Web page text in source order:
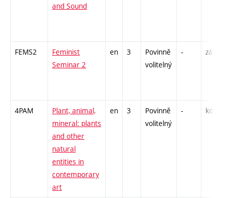
and Sound
FEMS2
Feminist
Seminar 2
en 3
Povinně
volitelný
- zá
4PAM
Plant, animal,
mineral: plants
and other
natural
entities in
contemporary
art
en 3
Povinně
volitelný
- kol